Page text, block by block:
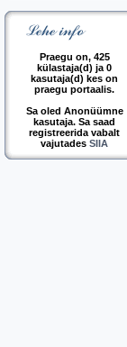
Praegu on, 425
külastaja(d) ja 0
kasutaja(d) kes on
praegu portaalis.
Sa oled Anonüümne
kasutaja. Sa saad
registreerida vabalt
vajutades SIIA